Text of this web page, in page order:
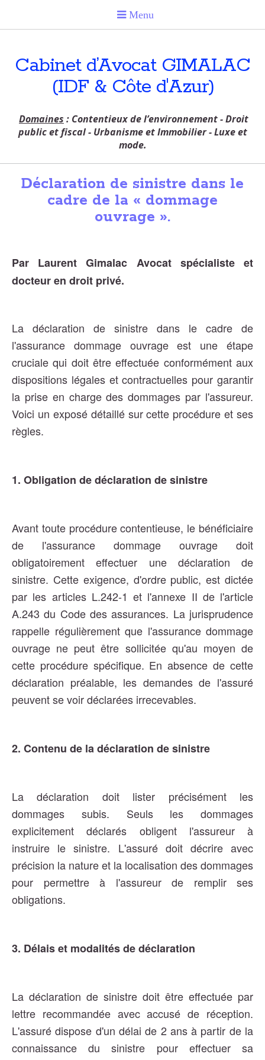
Cabinet d’Avocat GIMALAC
(IDF & Côte d'Azur)
Domaines : Contentieux de l’environnement - Droit
public et fiscal - Urbanisme et Immobilier - Luxe et
mode.
Déclaration de sinistre dans le
cadre de la « dommage
ouvrage ».
Par Laurent Gimalac Avocat spécialiste et
docteur en droit privé.
La déclaration de sinistre dans le cadre de
l'assurance dommage ouvrage est une étape
cruciale qui doit être effectuée conformément aux
dispositions légales et contractuelles pour garantir
la prise en charge des dommages par l'assureur.
Voici un exposé détaillé sur cette procédure et ses
règles.
1. Obligation de déclaration de sinistre
Avant toute procédure contentieuse, le bénéficiaire
de l'assurance dommage ouvrage doit
obligatoirement effectuer une déclaration de
sinistre. Cette exigence, d'ordre public, est dictée
par les articles L.242-1 et l'annexe II de l'article
A.243 du Code des assurances. La jurisprudence
rappelle régulièrement que l'assurance dommage
ouvrage ne peut être sollicitée qu'au moyen de
cette procédure spécifique. En absence de cette
déclaration préalable, les demandes de l'assuré
peuvent se voir déclarées irrecevables​​​​.
2. Contenu de la déclaration de sinistre
La déclaration doit lister précisément les
dommages subis. Seuls les dommages
explicitement déclarés obligent l'assureur à
instruire le sinistre. L'assuré doit décrire avec
précision la nature et la localisation des dommages
pour permettre à l'assureur de remplir ses
obligations​​​​.
3. Délais et modalités de déclaration
La déclaration de sinistre doit être effectuée par
lettre recommandée avec accusé de réception.
L'assuré dispose d'un délai de 2 ans à partir de la
connaissance du sinistre pour effectuer sa